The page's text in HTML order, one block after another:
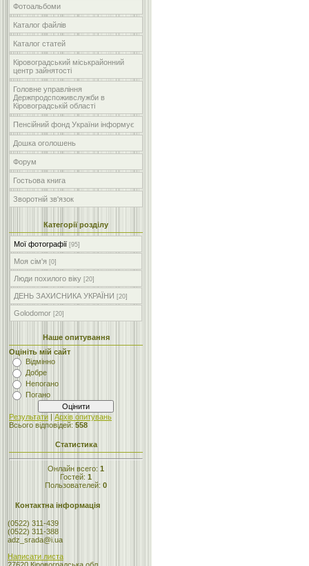
Фотоальбоми
Каталог файлів
Каталог статей
Кіровоградський міськрайонний
центр зайнятості
Головне управління
Держпродспоживслужби в
Кіровоградській області
Пенсійний фонд України інформує
Дошка оголошень
Форум
Гостьова книга
Зворотній зв'язок
Категорії розділу
Мої фотографії [95]
Моя сім'я [0]
Люди похилого віку [20]
ДЕНЬ ЗАХИСНИКА УКРАЇНИ [20]
Golodomor [20]
Наше опитування
Оцініть мій сайт
Відмінно
Добре
Непогано
Погано
Результати | Архів опитувань
Всього відповідей: 558
Статистика
Онлайн всего: 1
Гостей: 1
Пользователей: 0
Контактна інформація
(0522) 311-439
(0522) 311-388
adz_srada@i.ua
Написати листа